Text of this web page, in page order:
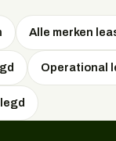
Alle merken
Operational